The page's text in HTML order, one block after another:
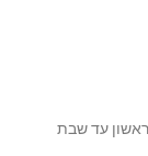
ראשון עד שבת